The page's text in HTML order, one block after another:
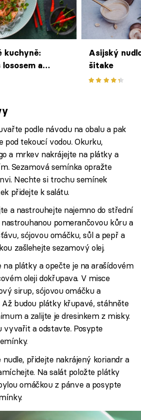
kuchyně:
a
Asijský
šitake
podle návodu na obalu a pak
pod tekoucí vodou. Okurku,
a mrkev nakrájejte na plátky a
Sezamová semínka opražte
Nechte si trochu semínek
přidejte k salátu.
a nastrouhejte najemno do střední
nastrouhanou pomerančovou kůru a
sójovou omáčku, sůl a pepř a
zašlehejte sezamový olej.
na plátky a opečte je na arašídovém
oleji dokřupava. V misce
sirup, sójovou omáčku a
Až budou plátky křupavé, stáhněte
a zalijte je dresinkem z misky.
vyvařit a odstavte. Posypte
nudle, přidejte nakrájený koriandr a
Na salát položte plátky
omáčkou z pánve a posypte